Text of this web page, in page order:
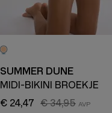
SUMMER DUNE
MIDI-BIKINI BROEKJE
€ 24,47
€ 34,95